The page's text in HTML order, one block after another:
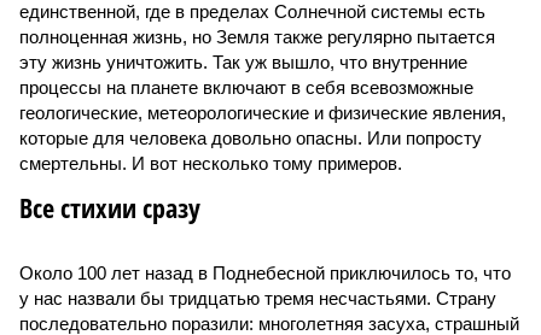
единственной, где в пределах Солнечной системы есть
полноценная жизнь, но Земля также регулярно пытается
эту жизнь уничтожить. Так уж вышло, что внутренние
процессы на планете включают в себя всевозможные
геологические, метеорологические и физические явления,
которые для человека довольно опасны. Или попросту
смертельны. И вот несколько тому примеров.
Все стихии сразу
Около 100 лет назад в Поднебесной приключилось то, что
у нас назвали бы тридцатью тремя несчастьями. Страну
последовательно поразили: многолетняя засуха, страшный